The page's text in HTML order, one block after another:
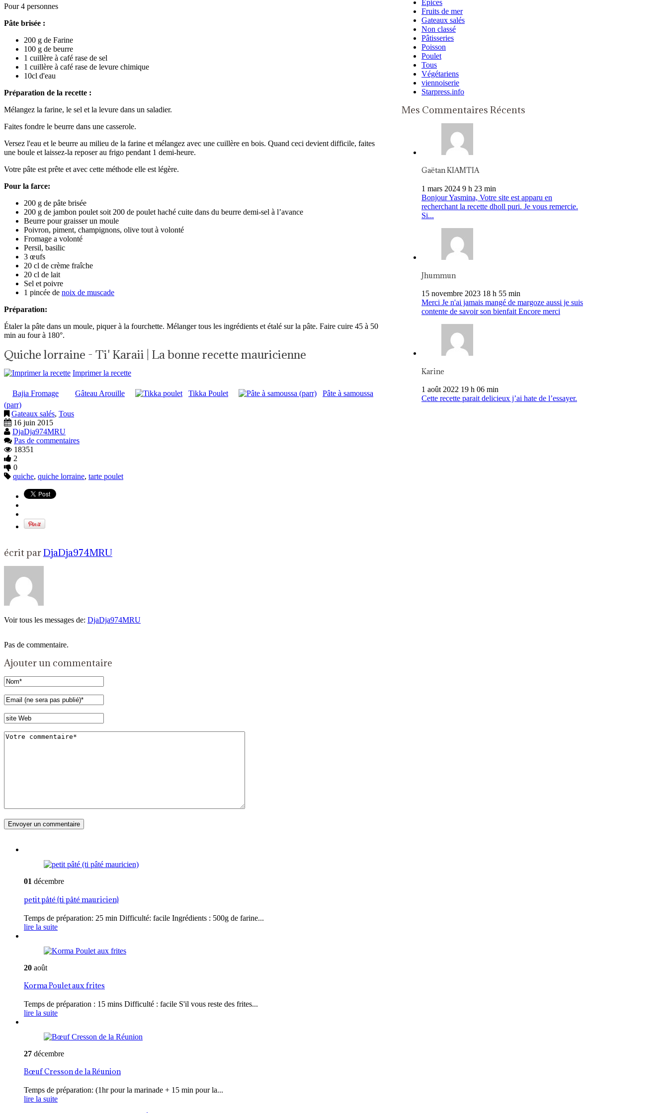
Pour 4 personnes
Pâte brisée :
200 g de Farine
100 g de beurre
1 cuillère à café rase de sel
1 cuillère à café rase de levure chimique
10cl d'eau
Préparation de la recette :
Mélangez la farine, le sel et la levure dans un saladier.
Faites fondre le beurre dans une casserole.
Versez l'eau et le beurre au milieu de la farine et mélangez avec une cuillère en bois. Quand ceci devient difficile, faites
une boule et laissez-la reposer au frigo pendant 1 demi-heure.
Votre pâte est prête et avec cette méthode elle est légère.
Pour la farce:
200 g de pâte brisée
200 g de jambon poulet soit 200 de poulet haché cuite dans du beurre demi-sel à l’avance
Beurre pour graisser un moule
Poivron, piment, champignons, olive tout à volonté
Fromage a volonté
Persil, basilic
3 œufs
20 cl de crème fraîche
20 cl de lait
Sel et poivre
1 pincée de noix de muscade
Préparation:
Étaler la pâte dans un moule, piquer à la fourchette. Mélanger tous les ingrédients et étalé sur la pâte. Faire cuire 45 à 50
min au four à 180°.
Quiche lorraine - Ti' Karaii | La bonne recette mauricienne
Imprimer la recette
Bajia Fromage Gâteau Arouille Tikka Poulet
Pâte à samoussa
(parr)
Gateaux salés, Tous
16 juin 2015
DjaDja974MRU
Pas de commentaires
18351
2
0
quiche, quiche lorraine, tarte poulet
écrit parDjaDja974MRU
Voir tous les messages de: DjaDja974MRU
Pas de commentaire.
Ajouter un commentaire
Epices
Fruits de mer
Gateaux salés
Non classé
Pâtisseries
Poisson
Poulet
Tous
Végétariens
viennoiserie
Starpress.info
Mes Commentaires Récents
Gaëtan KIAMTIA
1 mars 2024 9 h 23 min
Bonjour Yasmina, Votre site est apparu en
recherchant la recette dholl puri. Je vous remercie.
Si...
Jhummun
15 novembre 2023 18 h 55 min
Merci Je n'ai jamais mangé de margoze aussi je suis
contente de savoir son bienfait Encore merci
Karine
1 août 2022 19 h 06 min
Cette recette parait delicieux j’ai hate de l’essayer.
01 décembre
petit pâté (ti pâté mauricien)
Temps de préparation: 25 min Difficulté: facile Ingrédients : 500g de farine...
lire la suite
20 août
Korma Poulet aux frites
Temps de préparation : 15 mins Difficulté : facile S'il vous reste des frites...
lire la suite
27 décembre
Bœuf Cresson de la Réunion
Temps de préparation: (1hr pour la marinade + 15 min pour la...
lire la suite